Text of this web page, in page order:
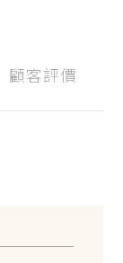
顧客評價